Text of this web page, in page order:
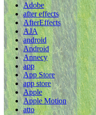
Adobe
after effects
AfterEffects
AJA
android
Android
Annecy
app
App Store
app store
Apple
Apple Motion
atto